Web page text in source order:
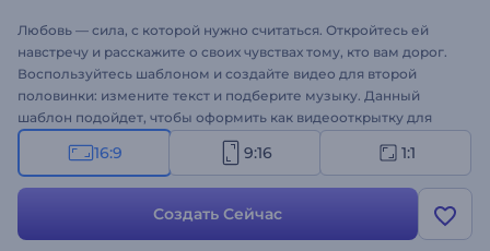
Любовь — сила, с которой нужно считаться. Откройтесь ей
навстречу и расскажите о своих чувствах тому, кто вам дорог.
Воспользуйтесь шаблоном и создайте видео для второй
половинки: измените текст и подберите музыку. Данный
шаблон подойдет, чтобы оформить как видеооткрытку для
близких, так и интро для промокампании. Создайте свое видео
с помощью шаблона "Нежные сердца"!
16:9 9:16 1:1
Создать Сейчас